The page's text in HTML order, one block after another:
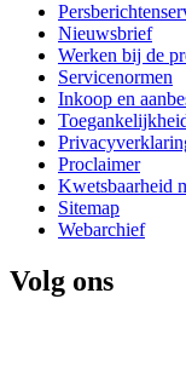
Nieuwsbrief
Werken bij de
Servicenormen
Inkoop en
Proclaimer
Kwetsbaarheid
Sitemap
Webarchief
Volg ons